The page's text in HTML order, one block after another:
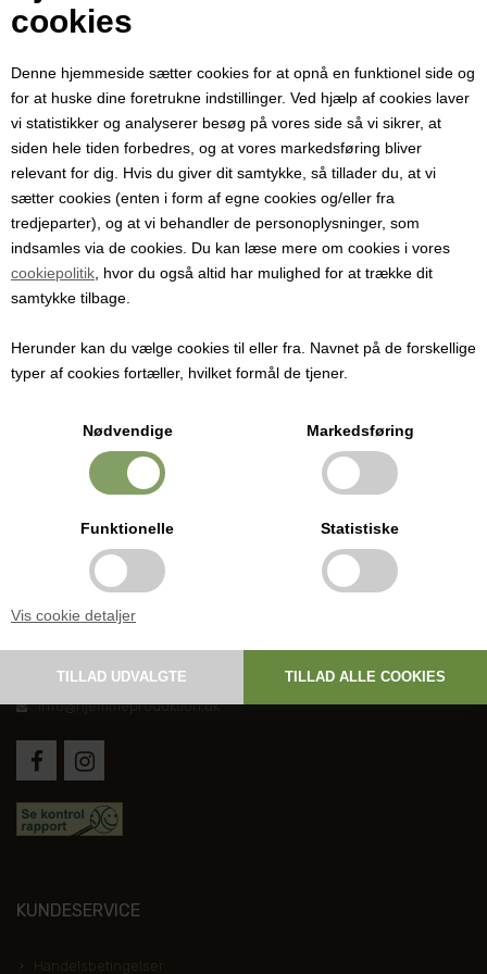
cookies
Denne hjemmeside sætter cookies for at opnå en funktionel side og
for at huske dine foretrukne indstillinger. Ved hjælp af cookies laver
vi statistikker og analyserer besøg på vores side så vi sikrer, at
siden hele tiden forbedres, og at vores markedsføring bliver
relevant for dig. Hvis du giver dit samtykke, så tillader du, at vi
sætter cookies (enten i form af egne cookies og/eller fra
tredjeparter), og at vi behandler de personoplysninger, som
indsamles via de cookies. Du kan læse mere om cookies i vores
cookiepolitik , hvor du også altid har mulighed for at trække dit
samtykke tilbage.
Herunder kan du vælge cookies til eller fra. Navnet på de forskellige
typer af cookies fortæller, hvilket formål de tjener.
Nødvendige Markedsføring
Funktionelle Statistiske
Vis cookie detaljer
Modtager e-mail
Besked
DANSK HJEMMEPRODUKTION
+45 6267 1447
info@hjemmeproduktion.dk
KUNDESERVICE
Handelsbetingelser